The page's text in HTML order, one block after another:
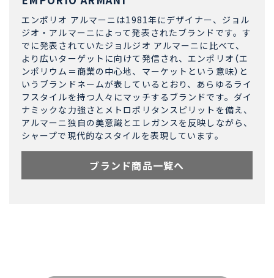
エンポリオ アルマーニは1981年にデザイナー、ジョル
ジオ・アルマーニによって発表されたブランドです。す
でに発表されていたジョルジオ アルマーニに比べて、
より広いターゲットに向けて発信され、エンポリオ（エ
ンポリウム＝商業の中心地、マーケットという意味）と
いうブランドネームが表しているとおり、あらゆるライ
フスタイルを持つ人々にマッチするブランドです。ダイ
ナミックな力強さとメトロポリタンスピリットを備え、
アルマーニ独自の美意識とエレガンスを反映しながら、
シャープで現代的なスタイルを表現しています。
ブランド商品一覧へ